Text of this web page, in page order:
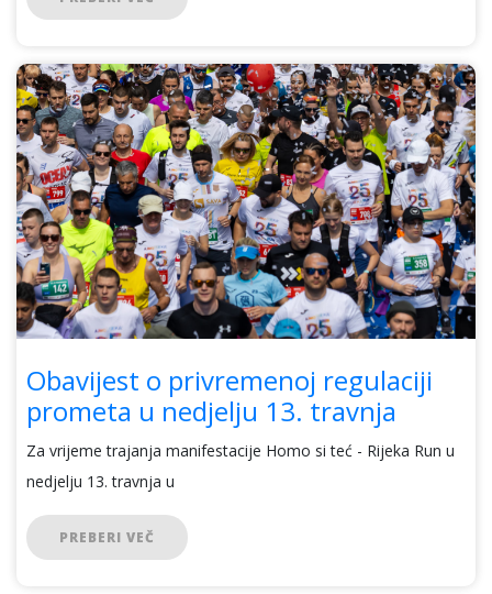
Obavijest o privremenoj regulaciji
prometa u nedjelju 13. travnja
Za vrijeme trajanja manifestacije Homo si teć - Rijeka Run u
nedjelju 13. travnja u
PREBERI VEČ